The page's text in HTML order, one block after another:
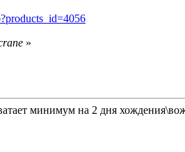
»
минимум на 2 дня